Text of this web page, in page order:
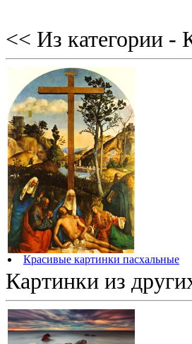
<< Из категории -
Красивые картинки пасхальные
Картинки из